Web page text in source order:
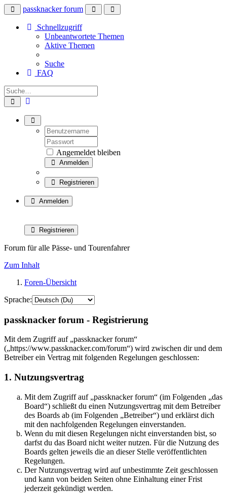
passknacker forum
Schnellzugriff
Unbeantwortete Themen
Aktive Themen
Suche
FAQ
Angemeldet bleiben
Anmelden
Registrieren
Anmelden
Registrieren
Forum für alle Pässe- und Tourenfahrer
Zum Inhalt
Foren-Übersicht
Sprache:
passknacker forum - Registrierung
Mit dem Zugriff auf „passknacker forum“
(„https://www.passknacker.com/forum“) wird zwischen dir und dem
Betreiber ein Vertrag mit folgenden Regelungen geschlossen:
1. Nutzungsvertrag
Mit dem Zugriff auf „passknacker forum“ (im Folgenden „das
Board“) schließt du einen Nutzungsvertrag mit dem Betreiber
des Boards ab (im Folgenden „Betreiber“) und erklärst dich
mit den nachfolgenden Regelungen einverstanden.
Wenn du mit diesen Regelungen nicht einverstanden bist, so
darfst du das Board nicht weiter nutzen. Für die Nutzung des
Boards gelten jeweils die an dieser Stelle veröffentlichten
Regelungen.
Der Nutzungsvertrag wird auf unbestimmte Zeit geschlossen
und kann von beiden Seiten ohne Einhaltung einer Frist
jederzeit gekündigt werden.